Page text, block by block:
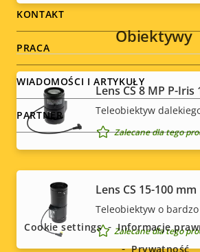
Obiektywy
Lens CS 8 MP P-Iris
Teleobiektyw
Zalecane dla tego
Lens CS 15-100 mm
Teleobiektyw o
Zalecane dla tego
menu
KONTAKT
PRACA
WIADOMOŚCI I ARTYKUŁY
PARTNER
Social
menu
Cookie settings Informacje
Prywatność